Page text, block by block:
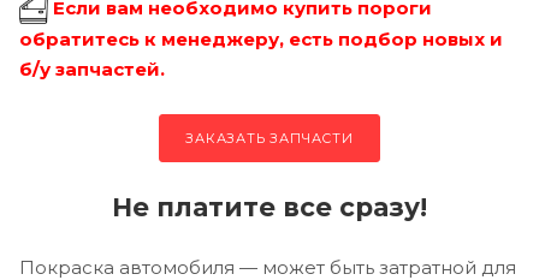
Если вам необходимо купить пороги
обратитесь к менеджеру, есть подбор новых и
б/у запчастей.
ЗАКАЗАТЬ ЗАПЧАСТИ
Не платите все сразу!
Покраска автомобиля — может быть затратной для